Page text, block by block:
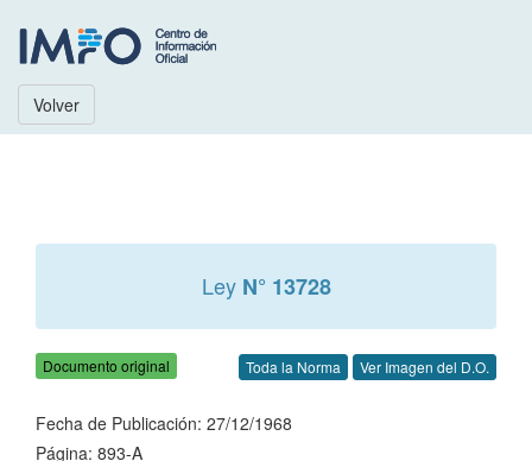
Volver
Ley N° 13728
Documento original Toda la Norma Ver Imagen del D.O.
Fecha de Publicación: 27/12/1968
Página: 893-A